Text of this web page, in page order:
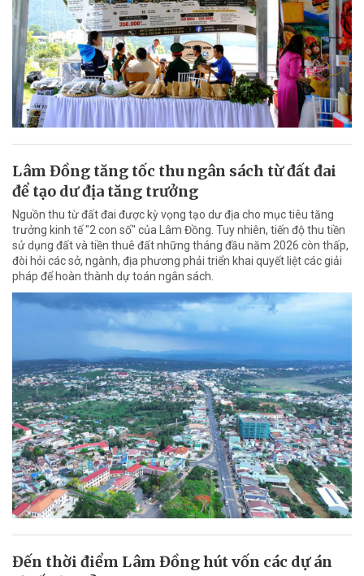
Lâm Đồng tăng tốc thu ngân sách từ đất đai
để tạo dư địa tăng trưởng
Nguồn thu từ đất đai được kỳ vọng tạo dư địa cho mục tiêu tăng
trưởng kinh tế "2 con số" của Lâm Đồng. Tuy nhiên, tiến độ thu tiền
sử dụng đất và tiền thuê đất những tháng đầu năm 2026 còn thấp,
đòi hỏi các sở, ngành, địa phương phải triển khai quyết liệt các giải
pháp để hoàn thành dự toán ngân sách.
Đến thời điểm Lâm Đồng hút vốn các dự án